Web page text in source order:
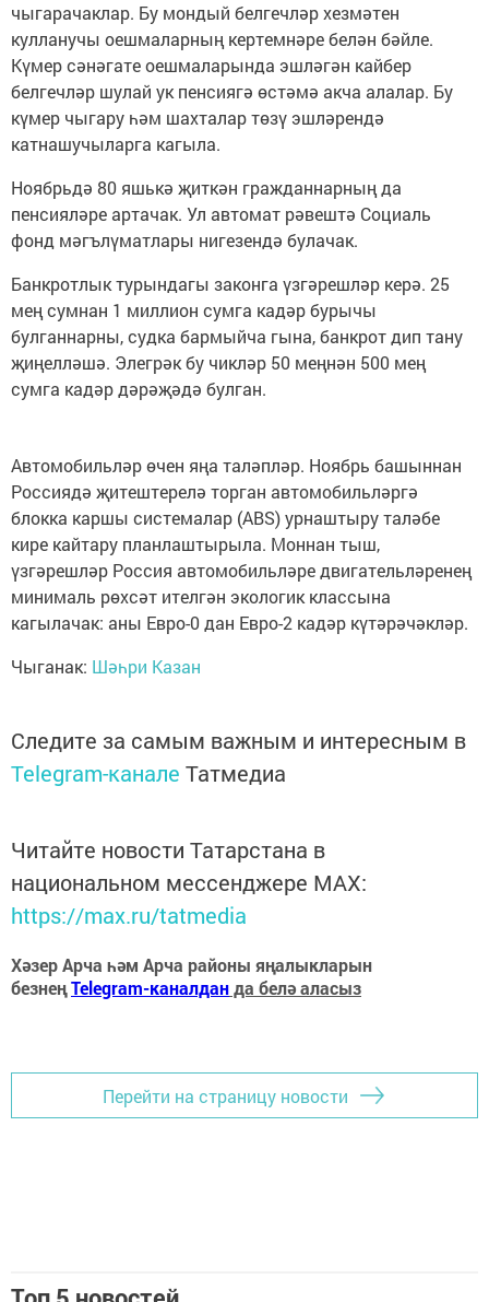
чыгарачаклар. Бу мондый белгечләр хезмәтен
кулланучы оешмаларның кертемнәре белән бәйле.
Күмер сәнәгате оешмаларында эшләгән кайбер
белгечләр шулай ук пенсиягә өстәмә акча алалар. Бу
күмер чыгару һәм шахталар төзү эшләрендә
катнашучыларга кагыла.
Ноябрьдә 80 яшькә җиткән гражданнарның да
пенсияләре артачак. Ул автомат рәвештә Социаль
фонд мәгълүматлары нигезендә булачак.
Банкротлык турындагы законга үзгәрешләр керә. 25
мең сумнан 1 миллион сумга кадәр бурычы
булганнарны, судка бармыйча гына, банкрот дип тану
җиңелләшә. Элегрәк бу чикләр 50 меңнән 500 мең
сумга кадәр дәрәҗәдә булган.
Автомобильләр өчен яңа таләпләр. Ноябрь башыннан
Россиядә җитештерелә торган автомобильләргә
блокка каршы системалар (ABS) урнаштыру таләбе
кире кайтару планлаштырыла. Моннан тыш,
үзгәрешләр Россия автомобильләре двигательләренең
минималь рөхсәт ителгән экологик классына
кагылачак: аны Евро-0 дан Евро-2 кадәр күтәрәчәкләр.
Чыганак: Шәһри Казан
Следите за самым важным и интересным в
Telegram-канале Татмедиа
Читайте новости Татарстана в
национальном мессенджере MАХ:
https://max.ru/tatmedia
Хәзер Арча һәм Арча районы яңалыкларын
безнеңTelegram-каналданда белә аласыз
Перейти на страницу новости